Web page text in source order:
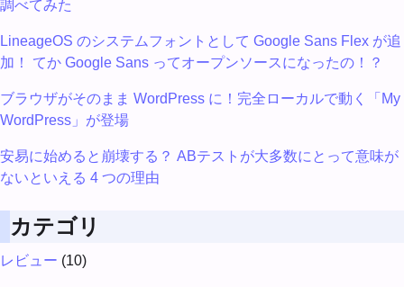
調べてみた
LineageOS のシステムフォントとして Google Sans Flex が追
加！ てか Google Sans ってオープンソースになったの！？
ブラウザがそのまま WordPress に！完全ローカルで動く「My
WordPress」が登場
安易に始めると崩壊する？ ABテストが大多数にとって意味が
ないといえる 4 つの理由
カテゴリ
レビュー (10)